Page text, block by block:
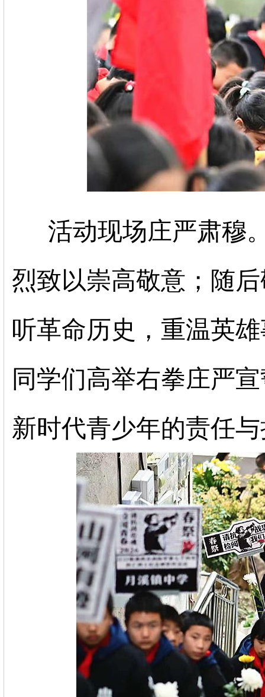
活动现场庄严肃穆
烈致以崇高敬意；随
听革命历史，重温英
同学们高举右拳庄严
新时代青少年的责任